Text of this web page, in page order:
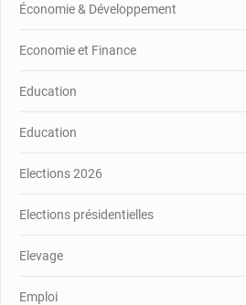
Économie & Développement
Economie et Finance
Education
Education
Elections 2026
Elections présidentielles
Elevage
Emploi